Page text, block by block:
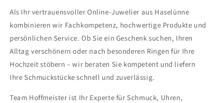
Als Ihr vertrauensvoller Online-Juwelier aus Haselünne
kombinieren wir Fachkompetenz, hochwertige Produkte und
persönlichen Service. Ob Sie ein Geschenk suchen, Ihren
Alltag verschönern oder nach besonderen Ringen für Ihre
Hochzeit stöbern – wir beraten Sie kompetent und liefern
Ihre Schmuckstücke schnell und zuverlässig.
Team Hoffmeister ist Ihr Experte für Schmuck, Uhren,